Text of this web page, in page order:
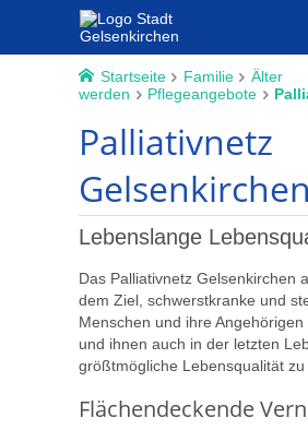
Startseite Familie
Älter
werden
Pflegeangebote
Palliativnetz
Gelsenkirchen
Lebenslange
Das Palliativnetz Gelsenkirchen
dem Ziel, schwerstkranke und
Menschen und ihre Angehörigen
und ihnen auch in der letzten
größtmögliche Lebensqualität zu
Flächendeckende